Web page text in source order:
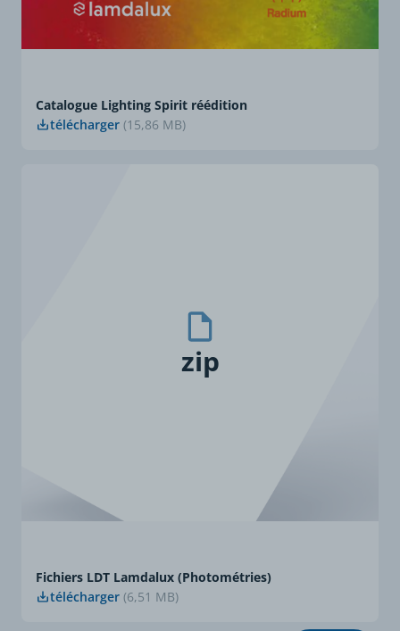
Catalogue Lighting Spirit réédition
télécharger (15,86 MB)
zip
Fichiers LDT Lamdalux (Photométries)
télécharger (6,51 MB)